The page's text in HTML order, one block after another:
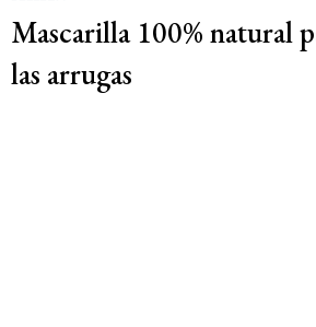
Mascarilla 100% natural
las arrugas